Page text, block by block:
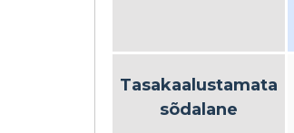
Tasakaalustamata
sõdalane